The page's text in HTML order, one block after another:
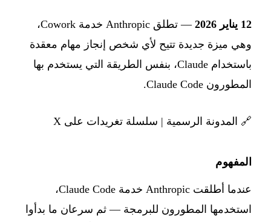
12 يناير 2026
— تطلق Anthropic خدمة Cowork،
وهي ميزة جديدة تتيح لأي شخص إنجاز مهام معقدة
باستخدام Claude، بنفس الطريقة التي يستخدم بها
المطورون Claude Code.
🔗 المدونة الرسمية | سلسلة تغريدات على X
المفهوم
عندما أطلقت Anthropic خدمة Claude Code،
استخدمها المطورون للبرمجة — ثم سرعان ما بدأوا